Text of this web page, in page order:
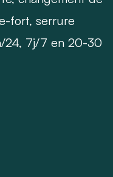
fort, serrure
24, 7j/7 en 20-30